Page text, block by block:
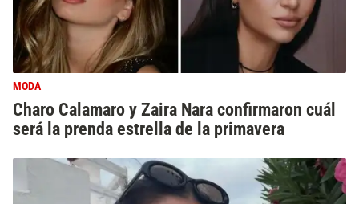
MODA
Charo Calamaro y Zaira Nara confirmaron cuál
será la prenda estrella de la primavera